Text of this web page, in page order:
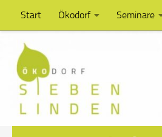
Unter dem Inhalt
Start Ökodorf Seminare